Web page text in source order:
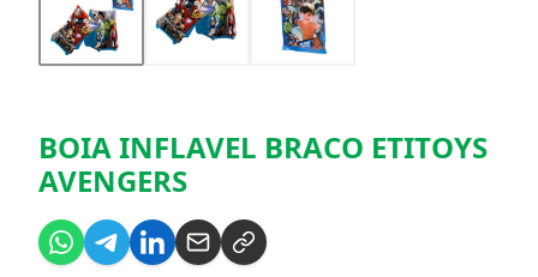
BOIA INFLAVEL BRACO ETITOYS
AVENGERS